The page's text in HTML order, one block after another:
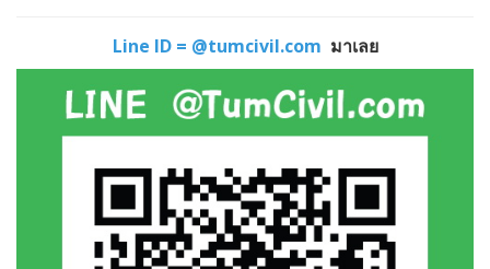
Line ID = @tumcivil.com มาเลย